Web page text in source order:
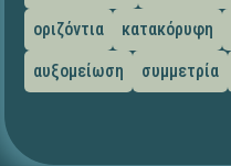
οριζόντια
κατακόρυφη
αυξομείωση
συμμετρία